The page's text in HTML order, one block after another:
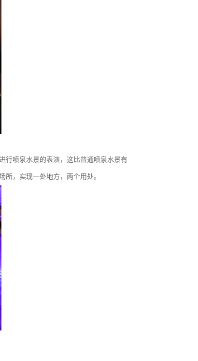
行喷泉水景的表演，这比普通喷泉水景有
所，实现一处地方，两个用处。